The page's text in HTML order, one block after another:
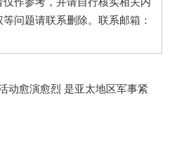
问题请联系删除。联系邮箱：
动愈演愈烈 是亚太地区军事紧